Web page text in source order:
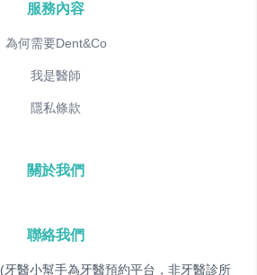
服務內容
為何需要Dent&Co
我是醫師
隱私條款
關於我們
聯絡我們
(牙醫小幫手為牙醫預約平台，非牙醫診所